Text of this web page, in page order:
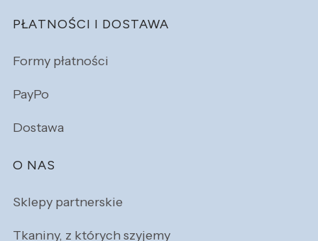
PŁATNOŚCI I DOSTAWA
Formy płatności
PayPo
Dostawa
O NAS
Sklepy partnerskie
Tkaniny, z których szyjemy